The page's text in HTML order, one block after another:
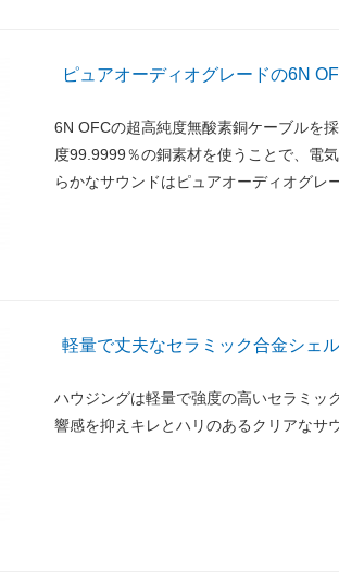
ピュアオーディオグレードの6N
6N OFCの超高純度無酸素銅ケーブルを
度99.9999％の銅素材を使うことで、電
らかなサウンドはピュアオーディオグレ
軽量で丈夫なセラミック合金シェ
ハウジングは軽量で強度の高いセラミッ
響感を抑えキレとハリのあるクリアなサ